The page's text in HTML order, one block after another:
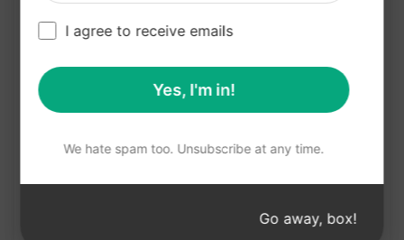
Simplifiez la gestion de vos documents en
éliminant le superflu
Cet outil révolutionnaire vous permet d'optimiser
votre flux de travail en éliminant les distractions
textes. Essayez-le dès maintenant sur ChatGPT
pour découvrir la puissance de ce prompt "AI
I agree to receive emails
Yes, I'm in!
We hate spam too. Unsubscribe at any time.
Go away, box!